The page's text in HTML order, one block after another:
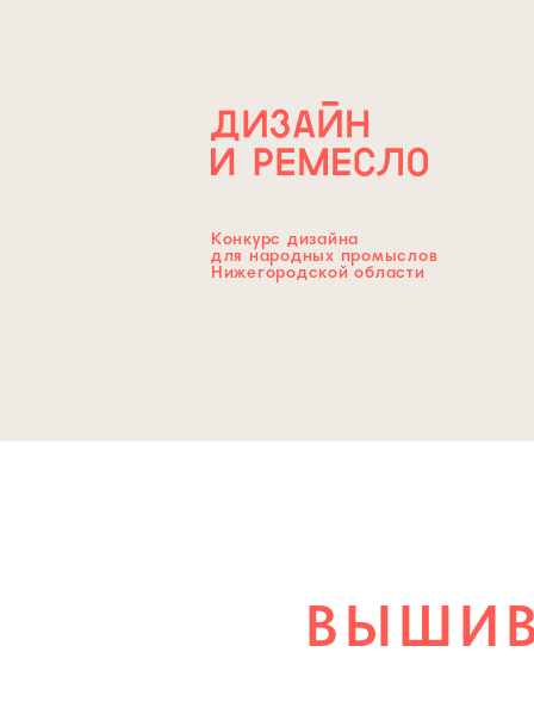
Конкурс дизайна
для народных промыслов
Нижегородской области